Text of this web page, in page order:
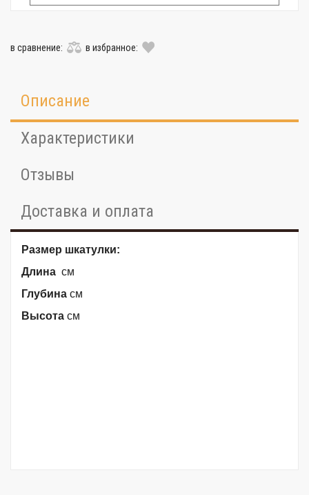
в сравнение: в избранное:
Описание
Характеристики
Отзывы
Доставка и оплата
Размер шкатулки:
Длина см
Глубина см
Высота см